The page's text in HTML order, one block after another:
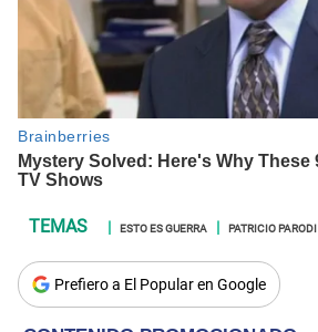
ESTO ES GUERRA PATRICIO PARODI
Prefiero a El Popular en Google